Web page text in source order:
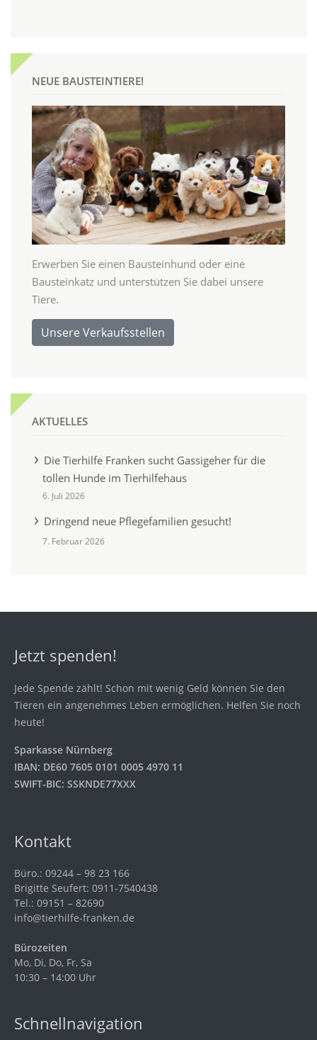
NEUE BAUSTEINTIERE!
Erwerben Sie einen Bausteinhund oder eine
Bausteinkatz und unterstützen Sie dabei unsere
Tiere.
Unsere Verkaufsstellen
AKTUELLES
Die Tierhilfe Franken sucht Gassigeher für die
tollen Hunde im Tierhilfehaus
6. Juli 2026
Dringend neue Pflegefamilien gesucht!
7. Februar 2026
Jetzt spenden!
Jede Spende zählt! Schon mit wenig Geld können Sie den
Tieren ein angenehmes Leben ermöglichen. Helfen Sie noch
heute!
Sparkasse Nürnberg
IBAN: DE60 7605 0101 0005 4970 11
SWIFT-BIC: SSKNDE77XXX
Kontakt
Büro.: 09244 – 98 23 166
Brigitte Seufert: 0911-7540438
Tel.: 09151 – 82690
info@tierhilfe-franken.de
Bürozeiten
Mo, Di, Do, Fr, Sa
10:30 – 14:00 Uhr
Schnellnavigation